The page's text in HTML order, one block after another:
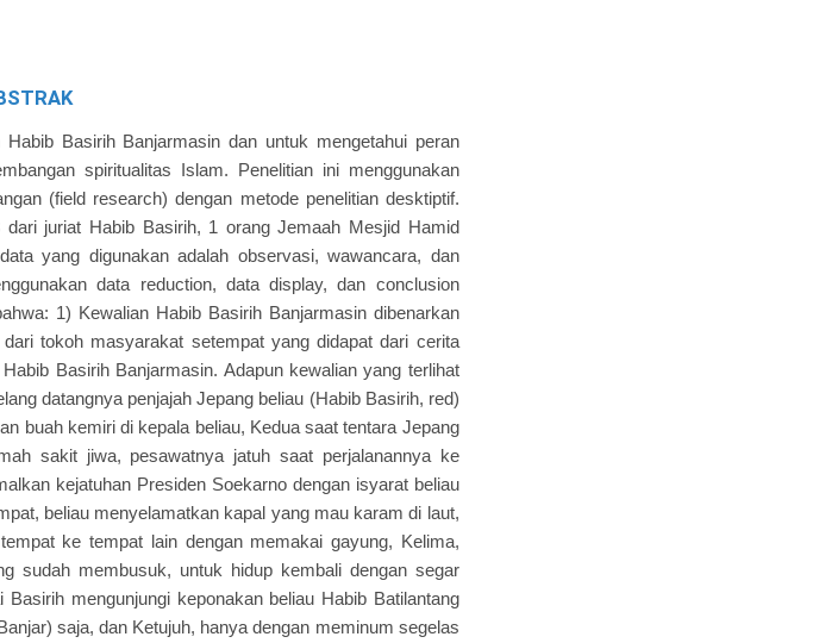
Basirih Banjarmasin dan untuk mengetahui peran
spiritualitas Islam. Penelitian ini menggunakan
(field research) dengan metode penelitian desktiptif.
juriat Habib Basirih, 1 orang Jemaah Mesjid Hamid
yang digunakan adalah observasi, wawancara, dan
data reduction, data display, dan conclusion
1) Kewalian Habib Basirih Banjarmasin dibenarkan
tokoh masyarakat setempat yang didapat dari cerita
Basirih Banjarmasin. Adapun kewalian yang terlihat
datangnya penjajah Jepang beliau (Habib Basirih, red)
buah kemiri di kepala beliau, Kedua saat tentara Jepang
sakit jiwa, pesawatnya jatuh saat perjalanannya ke
kejatuhan Presiden Soekarno dengan isyarat beliau
beliau menyelamatkan kapal yang mau karam di laut,
ke tempat lain dengan memakai gayung, Kelima,
sudah membusuk, untuk hidup kembali dengan segar
mengunjungi keponakan beliau Habib Batilantang
saja, dan Ketujuh, hanya dengan meminum segelas